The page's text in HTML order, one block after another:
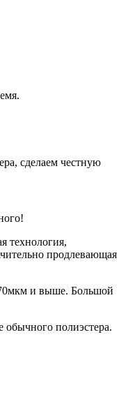
сделаем честную
технология,
продлевающая
и выше. Большой
полиэстера.